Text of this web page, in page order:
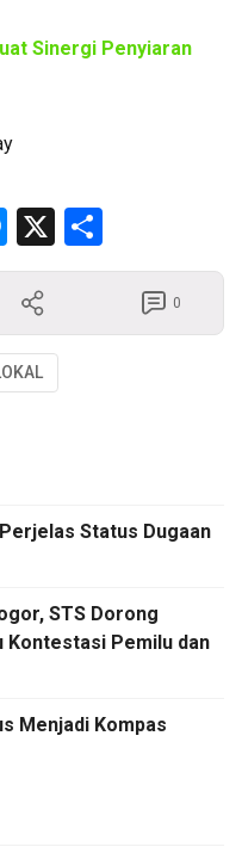
Sinergi Penyiaran
Messenger
X
0
Status Dugaan
STS Dorong
Kontestasi Pemilu dan
Menjadi Kompas